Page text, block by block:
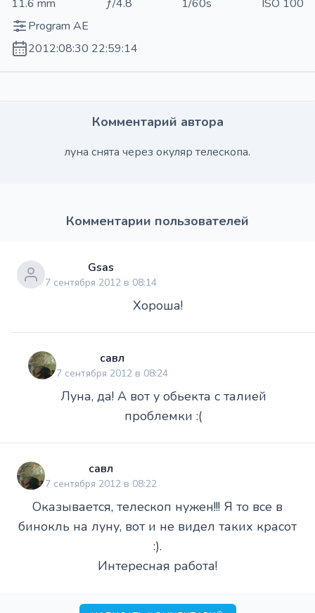
11.6 mm
ƒ/4.8 1/60s
ISO 100
Program AE
2012:08:30 22:59:14
Комментарий автора
луна снята через окуляр телескопа.
Комментарии пользователей
Gsas
7 сентября 2012 в 08:14
Хороша!
савл
7 сентября 2012 в 08:24
Луна, да! А вот у обьекта с талией
проблемки :(
савл
7 сентября 2012 в 08:22
Оказывается, телескоп нужен!!! Я то все в
бинокль на луну, вот и не видел таких красот
:).
Интересная работа!